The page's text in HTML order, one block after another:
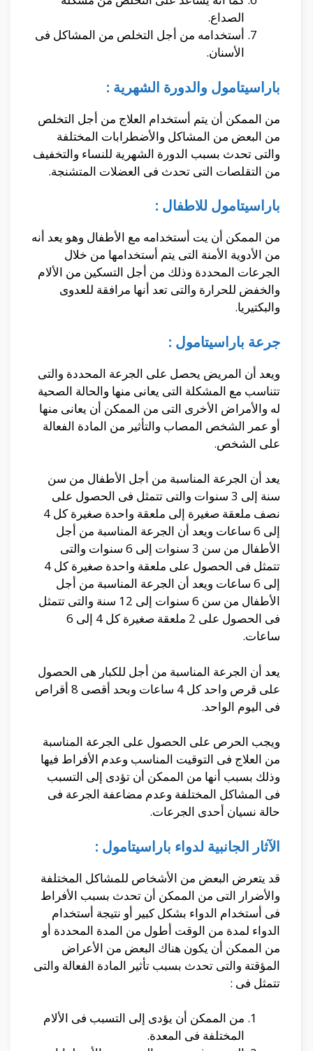
الصداع.
أستخدامه من أجل التخلص من المشاكل فى
الأسنان.
باراسيتامول والدورة الشهرية :
من الممكن أن يتم أستخدام العلاج من أجل التخلص
من البعض من المشاكل والأضطرابات المختلفة
والتى تحدث بسبب الدورة الشهرية للنساء والتخفيف
من التقلصات التى تحدث فى العضلات المتشنجة.
باراسيتامول للاطفال :
من الممكن أن يت أستخدامه مع الأطفال وهو يعد أنه
من الأدوية الأمنة التى يتم أستخدامها من خلال
الجرعات المحددة وذلك من أجل التسكين من الألام
والخفض للحرارة والتى تعد أنها مرافقة للعدوى
والبكتيريا.
جرعة باراسيتامول :
ويعد أن المريض يحصل على الجرعة المحددة والتى
تتناسب مع المشكلة التى يعانى منها والحالة الصحية
له والأمراض الأخرى التى من الممكن أن يعانى منها
أو عمر الشخص المصاب والتأثير من المادة الفعالة
على الشخص.
يعد أن الجرعة المناسبة من أجل الأطفال من سن
سنة إلى 3 سنوات والتى تتمثل فى الحصول على
نصف ملعقة صغيرة إلى ملعقة واحدة صغيرة كل 4
إلى 6 ساعات ويعد أن الجرعة المناسبة من أجل
الأطفال من سن 3 سنوات إلى 6 سنوات والتى
تتمثل فى الحصول على ملعقة واحدة صغيرة كل 4
إلى 6 ساعات ويعد أن الجرعة المناسبة من أجل
الأطفال من سن 6 سنوات إلى 12 سنة والتى تتمثل
فى الحصول على 2 ملعقة صغيرة كل 4 إلى 6
ساعات.
يعد أن الجرعة المناسبة من أجل للكبار هى الحصول
على قرص واحد كل 4 ساعات وبحد أقصى 8 أقراص
فى اليوم الواحد.
ويجب الحرص على الحصول على الجرعة المناسبة
من العلاج فى التوقيت المناسب وعدم الأفراط فيها
وذلك بسبب أنها من الممكن أن تؤدى إلى التسبب
فى المشاكل المختلفة وعدم مضاعفة الجرعة فى
حالة نسيان أحدى الجرعات.
الآثار الجانبية لدواء باراسيتامول :
قد يتعرض البعض من الأشخاص للمشاكل المختلفة
والأضرار التى من الممكن أن تحدث بسبب الأفراط
فى أستخدام الدواء بشكل كبير أو نتيجة أستخدام
الدواء لمدة من الوقت أطول من المدة المحددة أو
من الممكن أن يكون هناك البعض من الأعراض
المؤقتة والتى تحدث بسبب تأثير المادة الفعالة والتى
تتمثل فى :
من الممكن أن يؤدى إلى التسبب فى الألام
المختلفة فى المعدة.